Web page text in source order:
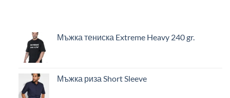
Мъжка тениска Extreme Heavy 240 gr.
Мъжка риза Short Sleeve